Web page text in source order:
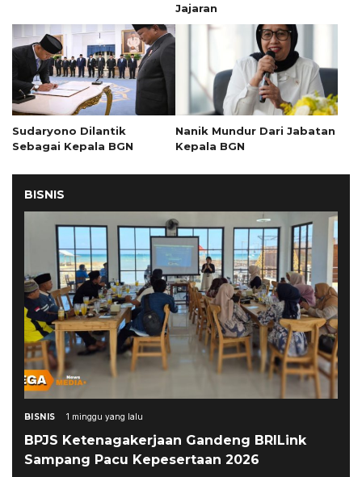
Jajaran
Sudaryono Dilantik
Sebagai Kepala BGN
Nanik Mundur Dari Jabatan
Kepala BGN
BISNIS
BISNIS 1 minggu yang lalu
BPJS Ketenagakerjaan Gandeng BRILink
Sampang Pacu Kepesertaan 2026